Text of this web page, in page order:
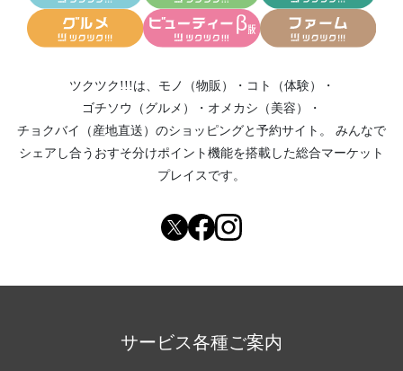
ツクツク!!!は、 モノ（物販） ・ コト（体験）
・
ゴチソウ（グルメ）
・ オメカシ（美容）
・
チョクバイ（産地直送） のショッピングと予約サイト。
みんなで
シェアし合う おすそ分けポイント機能を搭載した総合マーケット
プレイスです。
サービス各種ご案内